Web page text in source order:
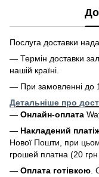
Послуга доставки
— Термін доставки
нашій країні.
— При замовленні до
Детальніше про
— Онлайн-оплата
— Накладений
Нової Пошти, при
грошей платна (20
— Оплата готівкою .